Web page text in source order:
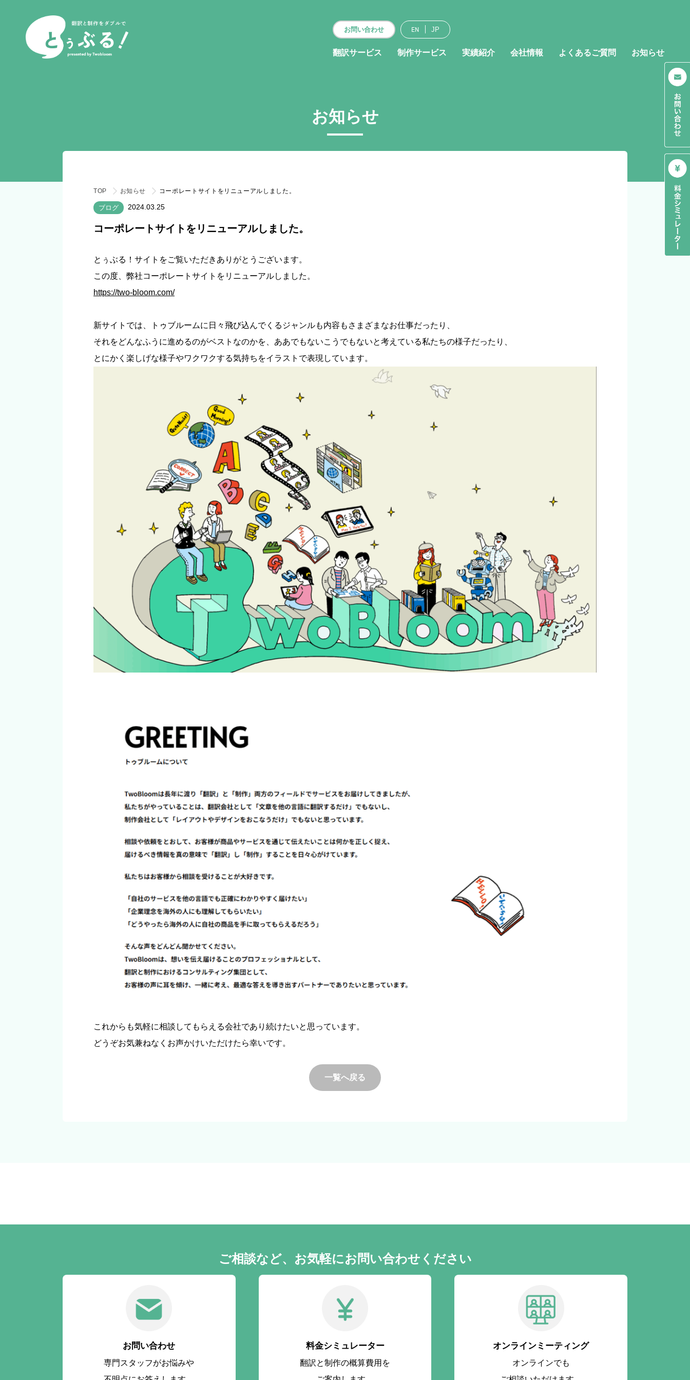
お問い合わせ EN JP
翻訳サービス 制作サービス 実績紹介 会社情報 よくあるご質問 お知らせ
お知らせ
TOP お知らせ コーポレートサイトをリニューアルしました。
ブログ 2024.03.25
コーポレートサイトをリニューアルしました。
とぅぶる！サイト をご覧いただきありがとうございます。
この度、弊社コーポレートサイトをリニューアルしました。
https://two-bloom.com/
新サイトでは、トゥブルームに日々飛び込んでくるジャンルも内容もさまざまなお仕事だったり、
それをどんなふうに進めるのがベストなのかを、ああでもないこうでもないと考えている私たちの様子だったり、
とにかく楽しげな様子やワクワクする気持ちをイラストで表現しています。
これからも気軽に相談してもらえる会社であり続けたいと思っています。
どうぞお気兼ねなくお声かけいただけたら幸いです。
一覧へ戻る
ご相談など、お気軽にお問い合わせください
お問い合わせ
専門スタッフがお悩みや
料金シミュレーター
翻訳と制作の概算費用を
オンラインミーティング
オンラインでも